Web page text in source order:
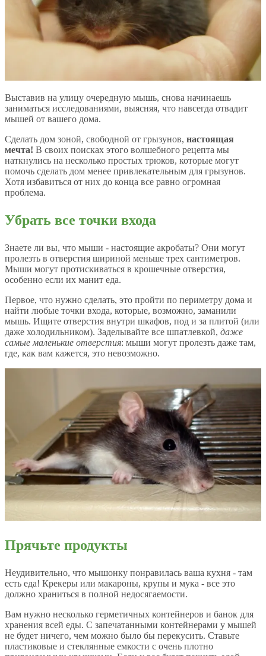
Выставив на улицу очередную мышь, снова начинаешь
заниматься исследованиями, выясняя, что навсегда отвадит
мышей от вашего дома.
Сделать дом зоной, свободной от грызунов, настоящая
мечта! В своих поисках этого волшебного рецепта мы
наткнулись на несколько простых трюков, которые могут
помочь сделать дом менее привлекательным для грызунов.
Хотя избавиться от них до конца все равно огромная
проблема.
Убрать все точки входа
Знаете ли вы, что мыши - настоящие акробаты? Они могут
пролезть в отверстия шириной меньше трех сантиметров.
Мыши могут протискиваться в крошечные отверстия,
особенно если их манит еда.
Первое, что нужно сделать, это пройти по периметру дома и
найти любые точки входа, которые, возможно, заманили
мышь. Ищите отверстия внутри шкафов, под и за плитой (или
даже холодильником). Заделывайте все шпатлевкой, даже
самые маленькие отверстия: мыши могут пролезть даже там,
где, как вам кажется, это невозможно.
Прячьте продукты
Неудивительно, что мышонку понравилась ваша кухня - там
есть еда! Крекеры или макароны, крупы и мука - все это
должно храниться в полной недосягаемости.
Вам нужно несколько герметичных контейнеров и банок для
хранения всей еды. С запечатанными контейнерами у мышей
не будет ничего, чем можно было бы перекусить. Ставьте
пластиковые и стеклянные емкости с очень плотно